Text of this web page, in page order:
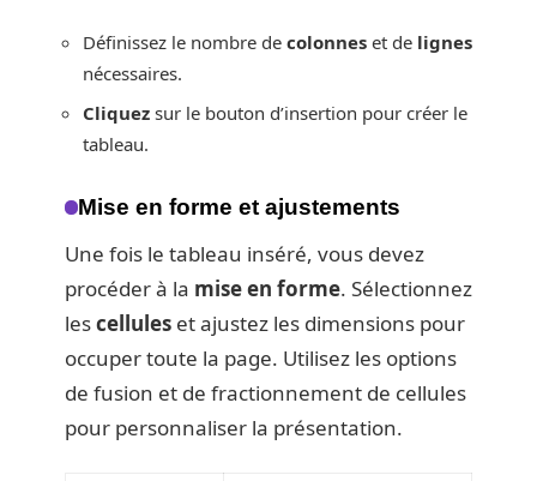
Définissez le nombre de colonnes et de lignes
nécessaires.
Cliquez sur le bouton d’insertion pour créer le
tableau.
Mise en forme et ajustements
Une fois le tableau inséré, vous devez
procéder à la mise en forme. Sélectionnez
lescellules et ajustez les dimensions pour
occuper toute la page. Utilisez les options
de fusion et de fractionnement de cellules
pour personnaliser la présentation.